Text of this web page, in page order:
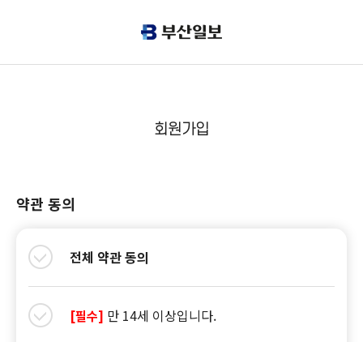
회원가입
약관 동의
전체 약관 동의
[필수] 만 14세 이상입니다.